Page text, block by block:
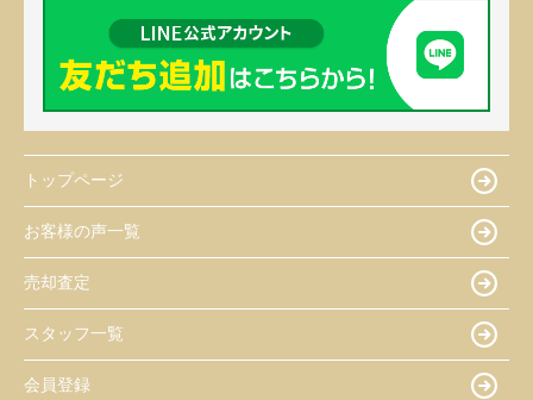
トップページ
お客様の声一覧
売却査定
スタッフ一覧
会員登録